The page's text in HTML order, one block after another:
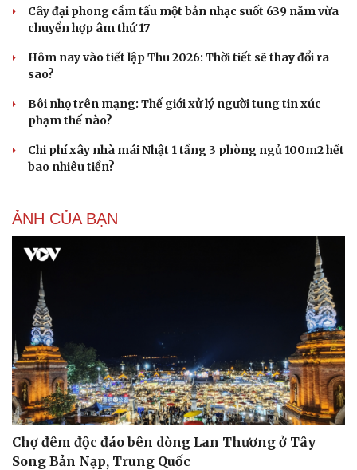
Tư vấn
Săn Tour
check-in
Đọc truyện đêm khuya
Cây đại phong cầm tấu một bản nhạc suốt 639 năm vừa
chuyển hợp âm thứ 17
Hôm nay vào tiết lập Thu 2026: Thời tiết sẽ thay đổi ra
sao?
Bôi nhọ trên mạng: Thế giới xử lý người tung tin xúc
phạm thế nào?
Chi phí xây nhà mái Nhật 1 tầng 3 phòng ngủ 100m2 hết
bao nhiêu tiền?
ẢNH CỦA BẠN
Chợ đêm độc đáo bên dòng Lan Thương ở Tây
Song Bản Nạp, Trung Quốc